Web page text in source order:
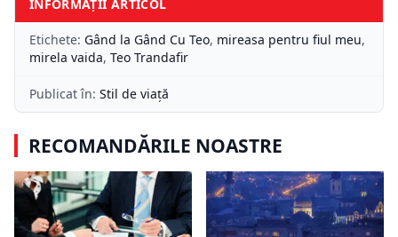
INFORMAȚII ARTICOL
Etichete: Gând la Gând Cu Teo, mireasa pentru fiul meu,
mirela vaida, Teo Trandafir
Publicat în: Stil de viață
RECOMANDĂRILE NOASTRE